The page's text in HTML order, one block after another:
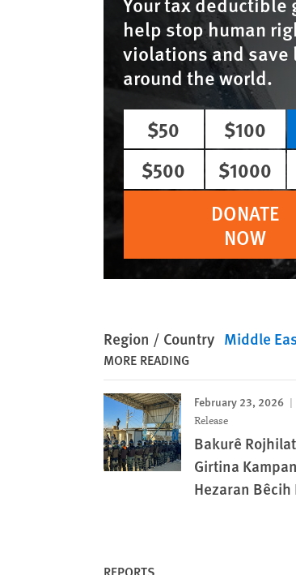
help stop human
violations and save
around the world.
$50
$100
$500
$1000
DONATE
NOW
Region / Country Middle
MORE READING
February 23, 2026
Release
Bakurê
Girtina
Hezaran Bêcih